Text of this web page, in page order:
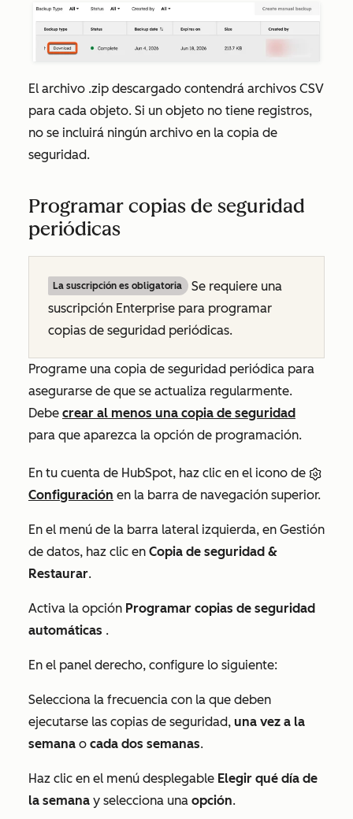
El archivo .zip descargado contendrá archivos CSV
para cada objeto. Si un objeto no tiene registros,
no se incluirá ningún archivo en la copia de
seguridad.
Programar copias de seguridad
periódicas
La suscripción es obligatoria
Se requiere una
suscripción Enterprise para programar
copias de seguridad periódicas.
Programe una copia de seguridad periódica para
asegurarse de que se actualiza regularmente.
Debe crear al menos una copia de seguridad
para que aparezca la opción de programación.
En tu cuenta de HubSpot, haz clic en el icono de
Configuración en la barra de navegación superior.
En el menú de la barra lateral izquierda, en Gestión
de datos, haz clic en Copia de seguridad &
Restaurar.
Activa la opción Programar copias de seguridad
automáticas .
En el panel derecho, configure lo siguiente:
Selecciona la frecuencia con la que deben
ejecutarse las copias de seguridad, una vez a la
semana o cada dos semanas.
Haz clic en el menú desplegable Elegir qué día de
la semana y selecciona una opción.